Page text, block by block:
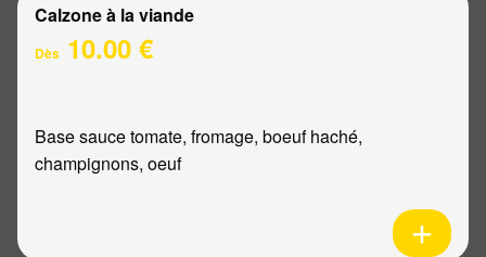
Calzone à la viande
Dès 10.00 €
Base sauce tomate, fromage, boeuf haché,
champignons, oeuf